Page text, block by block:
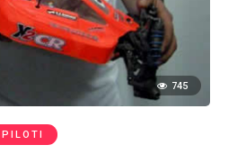
745
PILOTI